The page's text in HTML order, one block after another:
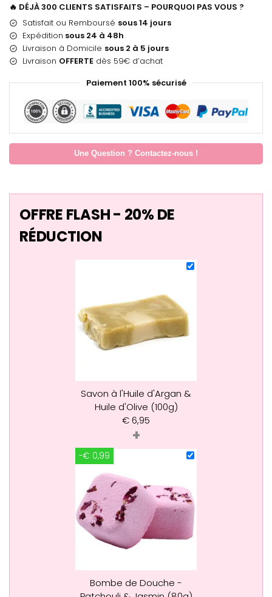
🔥 DÉJÀ 300 CLIENTS SATISFAITS – POURQUOI PAS VOUS ?
Satisfait ou Remboursé sous 14 jours
Expédition sous 24 à 48h
Livraison à Domicile sous 2 à 5 jours
Livraison OFFERTE dès 59€ d’achat
Paiement 100% sécurisé
Une Question ? Contactez-nous !
OFFRE FLASH - 20% DE
RÉDUCTION
Savon à l'Huile d'Argan &
Huile d'Olive (100g)
€6,95
+
-€ 0,99
Bombe de Douche -